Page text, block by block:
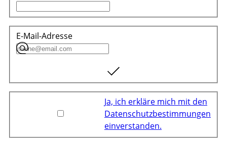
E-Mail-Adresse
Ja, ich erkläre mich mit den
Datenschutzbestimmungen
einverstanden.